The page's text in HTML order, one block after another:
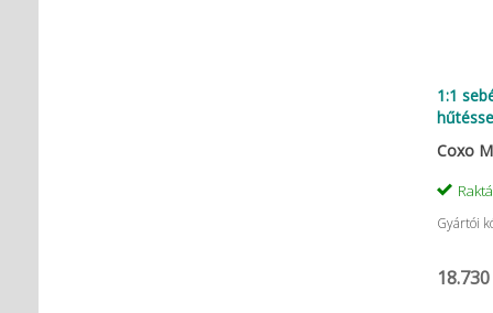
1:1
Coxo
Gyártói